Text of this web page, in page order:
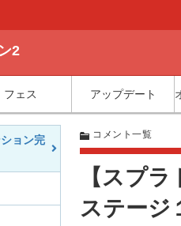
2
フェス アップデート
ョン完
コメント一覧
【スプ
ステージ